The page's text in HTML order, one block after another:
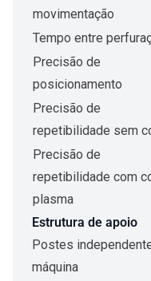
movimentação
Tempo entre
Precisão de
posicionamento
Precisão de
repetibilidade sem
Precisão de
repetibilidade com
plasma
Estrutura de apoio
Postes
máquina